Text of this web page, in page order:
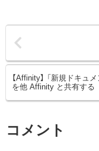
【Affinity】 「新規ドキュ
を他 Affinity と共有する
コメント